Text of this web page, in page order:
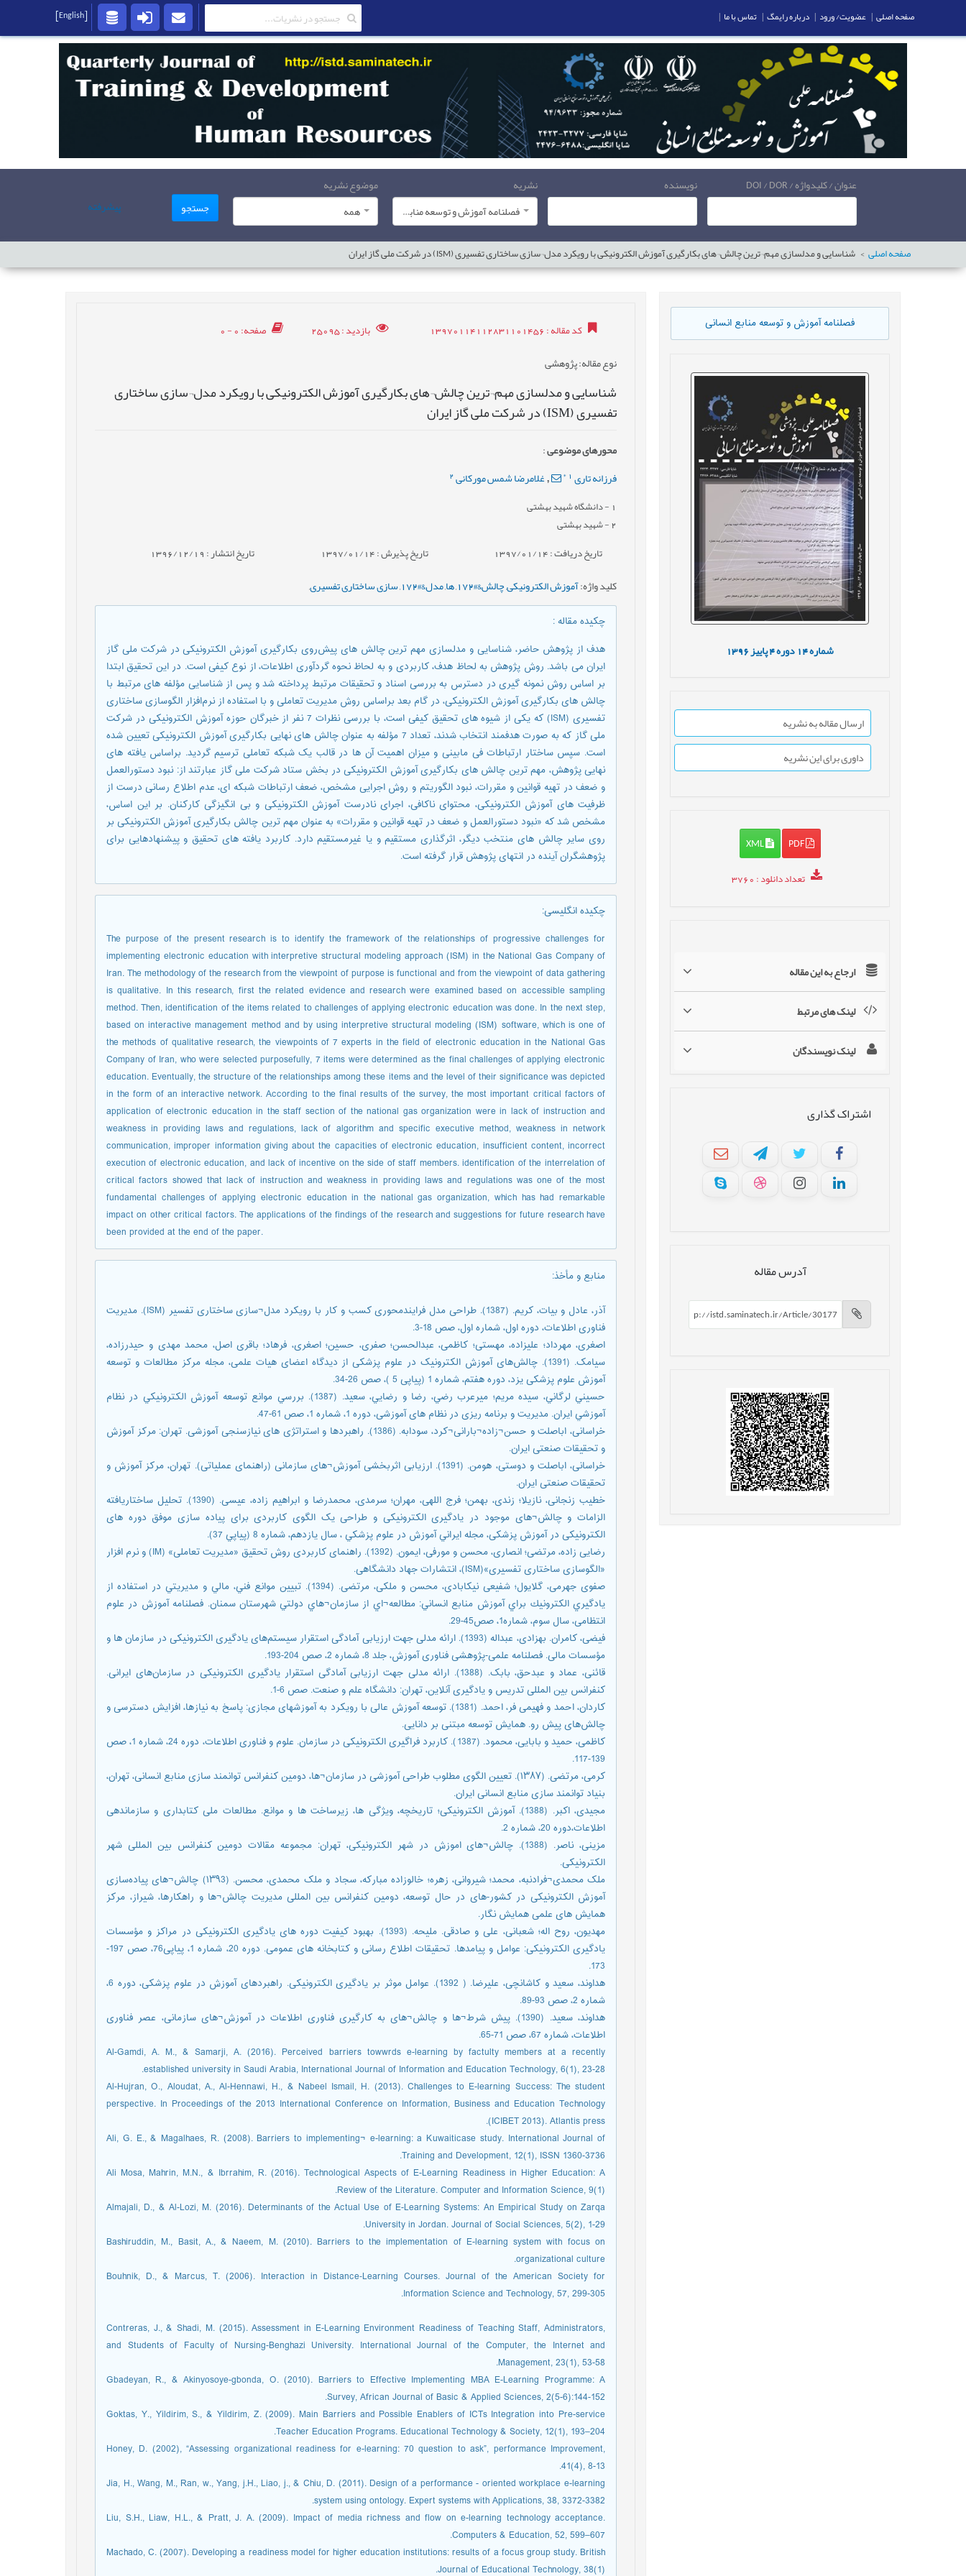
عنوان / کلیدواژه / DOI / DOR نویسنده
نشریه
فصلنامه آموزش و توسعه منابع انسانی
موضوع نشریه
همه
جستجو پیشرفته
صفحه اصلی شناسایی و مدلسازی مهم¬ترین چالش¬های بکارگیری آموزش الکترونیکی با رویکرد مدل¬سازی ساختاری تفسیری (ISM) در شرکت ملی گاز ایران
فصلنامه آموزش و توسعه منابع انسانی
شماره دوره پاییز1396
ارسال مقاله به نشریه
داوری برای این نشریه
PDF
XML
تعداد دانلود: 3760
ارجاع به این مقاله
لینک های مرتبط
لینک نویسندگان
اشتراک گذاری
آدرس مقاله
کد مقاله: 13970114112831101456 بازدید: 25095 صفحه: 0 - 0
نوع مقاله: پژوهشی
شناسایی و مدلسازی مهم¬ترین چالش¬های بکارگیری آموزش الکترونیکی با رویکرد مدل¬سازی ساختاری
تفسیری (ISM) در شرکت ملی گاز ایران
محورهای موضوعی:
فرزانه تاری 1
*
,غلامرضا شمس مورکانی2
1 - دانشگاه شهید بهشتی
2- شهید بهشتی
تاریخ دریافت : 1397/01/14 تاریخ پذیرش : 1397/01/14 تاریخ انتشار : 1396/12/19
کلید واژه:آموزش الکترونیکی,چالش&#172 ,ها,مدل&#172 ,سازی ساختاری تفسیری,
چکیده مقاله:
هدف از پژوهش حاضر، شناسایی و مدلسازی مهم ترین چالش های پیش‌روی بکارگیری آموزش الکترونیکی در شرکت ملی گاز
ایران می باشد. روش پژوهش به لحاظ هدف، کاربردی و به لحاظ نحوه گردآوری اطلاعات، از نوع کیفی است. در این تحقیق ابتدا
بر اساس روش نمونه گیری در دسترس به بررسی اسناد و تحقیقات مرتبط پرداخته شد و پس از شناسایی مؤلفه های مرتبط با
چالش های بکارگیری آموزش الکترونیکی، در گام بعد براساس روش مدیریت تعاملی و با استفاده از نرم‌افزار الگوسازی ساختاری
تفسیری (ISM) که یکی از شیوه های تحقیق کیفی است، با بررسی نظرات 7 نفر از خبرگان حوزه آموزش الکترونیکی در شرکت
ملی گاز که به صورت هدفمند انتخاب شدند، تعداد 7 مؤلفه به عنوان چالش های نهایی بکارگیری آموزش الکترونیکی تعیین شده
است. سپس ساختار ارتباطات فی مابینی و میزان اهمیت آن ها در قالب یک شبکه تعاملی ترسیم گردید. براساس یافته های
نهایی پژوهش، مهم ترین چالش های بکارگیری آموزش الکترونیکی در بخش ستاد شرکت ملی گاز عبارتند از: نبود دستورالعمل
و ضعف در تهیه قوانین و مقررات، نبود الگوریتم و روش اجرایی مشخص، ضعف ارتباطات شبکه ای، عدم اطلاع رسانی درست از
ظرفیت های آموزش الکترونیکی، محتوای ناکافی، اجرای نادرست آموزش الکترونیکی و بی انگیزگی کارکنان. بر این اساس،
مشخص شد که «نبود دستورالعمل و ضعف در تهیه قوانین و مقررات» به عنوان مهم ترین چالش بکارگیری آموزش الکترونیکی بر
روی سایر چالش های منتخب دیگر، اثرگذاری مستقیم و یا غیرمستقیم دارد. کاربرد یافته های تحقیق و پیشنهادهایی برای
پژوهشگران آینده در انتهای پژوهش قرار گرفته است.
چکیده انگلیسی:
The purpose of the present research is to identify the framework of the relationships of progressive challenges for
implementing electronic education with interpretive structural modeling approach (ISM) in the National Gas Company of
Iran. The methodology of the research from the viewpoint of purpose is functional and from the viewpoint of data gathering
is qualitative. In this research, first the related evidence and research were examined based on accessible sampling
method. Then, identification of the items related to challenges of applying electronic education was done. In the next step,
based on interactive management method and by using interpretive structural modeling (ISM) software, which is one of
the methods of qualitative research, the viewpoints of 7 experts in the field of electronic education in the National Gas
Company of Iran, who were selected purposefully, 7 items were determined as the final challenges of applying electronic
education. Eventually, the structure of the relationships among these items and the level of their significance was depicted
in the form of an interactive network. According to the final results of the survey, the most important critical factors of
application of electronic education in the staff section of the national gas organization were in lack of instruction and
weakness in providing laws and regulations, lack of algorithm and specific executive method, weakness in network
communication, improper information giving about the capacities of electronic education, insufficient content, incorrect
execution of electronic education, and lack of incentive on the side of staff members. identification of the interrelation of
critical factors showed that lack of instruction and weakness in providing laws and regulations was one of the most
fundamental challenges of applying electronic education in the national gas organization, which has had remarkable
impact on other critical factors. The applications of the findings of the research and suggestions for future research have
been provided at the end of the paper.
منابع و مأخذ:
آذر، عادل و بیات، کریم. (1387). طراحی مدل فرایندمحوری کسب و کار با رویکرد مدل¬سازی ساختاری تفسیر (ISM). مدیریت
فناوری اطلاعات، دوره اول، شماره اول، صص 18-3.
اصغری، مهرداد؛ علیزاده، مهستی؛ کاظمی، عبدالحسن؛ صفری، حسین؛ اصغری، فرهاد؛ باقری اصل، محمد مهدی و حیدرزاده،
سیامک. (1391). چالش‌های آموزش الکترونیک در علوم پزشکی از دیدگاه اعضای هیات علمی، مجله مرکز مطالعات و توسعه
آموزش علوم پزشکی یزد، دوره هفتم، شماره 1 (پیاپی 5 )، صص 26-34.
حسيني لرگاني، سيده مريم؛ ميرعرب رضي، رضا و رضايي، سعيد. (1387). بررسي موانع توسعه آموزش الکترونيکي در نظام
آموزشي ايران. مدیریت و برنامه ریزی در نظام های آموزشی، دوره 1، شماره 1، صص 61-47.
خراسانی، اباصلت و حسن¬زاده¬بارانی¬کرد، سودابه. (1386). راهبردها و استراتژی های نیازسنجی آموزشی. تهران: مرکز آموزش
و تحقیقات صنعتی ایران.
خراسانی، اباصلت و دوستی، هومن. (1391). ارزیابی اثربخشی آموزش¬های سازمانی (راهنمای عملیاتی). تهران، مرکز آموزش و
تحقیقات صنعتی ایران.
خطیب زنجانی، نازیلا؛ زندی، بهمن؛ فرج اللهی، مهران؛ سرمدی، محمدرضا و ابراهیم زاده، عیسی. (1390). تحلیل ساختاریافته
الزامات و چالش¬های موجود در یادگیری الکترونیکی و طراحی یک الگوی کاربردی برای پیاده سازی موفق دوره های
الکترونیکی در آموزش پزشکی، مجله ايراني آموزش در علوم پزشكي ، سال يازدهم، شماره 8 (پياپي 37).
رضایی زاده، مرتضی؛ انصاری، محسن و مورفی، ایمون. (1392). راهنمای کاربردی روش تحقیق «مدیریت تعاملی» (IM) و نرم افزار
«الگوسازی ساختاری تفسیری»(ISM)، انتشارات جهاد دانشگاهی.
صفوی جهرمی، گلایول؛ شفیعی نیکابادی، محسن و ملکی، مرتضی. (1394). تبيين موانع فني، مالي و مديريتي در استفاده از
يادگيري الكترونيك براي آموزش منابع انساني: مطالعه¬اي از سازمان¬هاي دولتي شهرستان سمنان. فصلنامه آموزش در علوم
انتظامی، سال سوم، شماره1، صص45-29.
فیضی، کامران. بهزادی، عبداله (1393). ارائه مدلی جهت ارزیابی آمادگی استقرار سیستم‌های یادگیری الکترونیکی در سازمان ها و
مؤسسات مالی. فصلنامه علمی-پژوهشی فناوری آموزش، جلد 8، شماره 2، صص 204-193.
قائنی، عماد و عبدحق، بابک. (1388). ارائه مدلی جهت ارزیابی آمادگی استقرار یادگیری الکترونیکی در سازمان‌های ایرانی.
کنفرانس بین المللی تدریس و یادگیری آنلاین، تهران: دانشگاه علم و صنعت. صص 6-1.
کاردان، احمد و فهیمی فر، احمد. (1381). توسعه آموزش عالی با رویکرد به آموزشهای مجازی: پاسخ به نیازها، افزایش دسترسی و
چالش‌های پیش رو. همایش توسعه مبتنی بر دانایی.
کاظمی، حمید و بابایی، محمود. (1387). کاربرد فراگیری الکترونیکی در سازمان. علوم و فناوری اطلاعات، دوره 24، شماره 1، صص
139-117.
کرمی، مرتضی. (۱۳۸۷). تعیین الگوی مطلوب طراحی آموزشی در سازمان¬ها، دومین کنفرانس توانمند سازی منابع انسانی، تهران،
بنیاد توانمند سازی منابع انسانی ایران.
مجیدی، اکبر. (1388). آموزش الکترونیکی؛ تاریخچه، ویژگی ها، زیرساخت ها و موانع. مطالعات ملی کتابداری و سازماندهی
اطلاعات،دوره 20، شماره 2.
مزینی، ناصر. (1388). چالش¬های اموزش در شهر الکترونیکی، تهران: مجموعه مقالات دومین کنفرانس بین المللی شهر
الکترونیکی.
ملک محمدی¬فرادنبه، محمد؛ شیروانی، زهره؛ خالوزاده مبارکه، سجاد و ملک محمدی، محسن. (۱۳۹3) چالش¬های پیاده‌سازی
آموزش الکترونیکی در کشور-های در حال توسعه، دومین کنفرانس بین المللی مدیریت چالش¬ها و راهکارها، شیراز، مرکز
همایش های علمی همایش نگار.
مهدیون، روح اله؛ شعبانی، علی و صادقی. ملیحه. (1393). بهبود کیفیت دوره های یادگیری الکترونیکی در مراکز و مؤسسات
یادگیری الکترونیکی: عوامل و پیامدها. تحقیقات اطلاع رسانی و کتابخانه های عمومی. دوره 20، شماره 1، پیاپی76، صص 197-
173.
هداوند، سعید و کاشانچی، علیرضا. ( 1392). عوامل موثر بر یادگیری الکترونیکی. راهبردهای آموزش در علوم پزشکی، دوره 6،
شماره 2، صص 93-89.
هداوند، سعید. (1390). پیش شرط¬ها و چالش¬های به کارگیری فناوری اطلاعات در آموزش¬های سازمانی، عصر فناوری
اطلاعات، شماره 67، صص 71-65.
Al-Gamdi, A. M., & Samarji, A. (2016). Perceived barriers towwrds e-learning by factulty members at a recently
established university in Saudi Arabia, International Journal of Information and Education Technology, 6(1), 23-28.
Al-Hujran, O., Aloudat, A., Al-Hennawi, H., & Nabeel Ismail, H. (2013). Challenges to E-learning Success: The student
perspective. In Proceedings of the 2013 International Conference on Information, Business and Education Technology
(ICIBET 2013). Atlantis press.
Ali, G. E., & Magalhaes, R. (2008). Barriers to implementing¬ e-learning: a Kuwaiticase study. International Journal of
Training and Development, 12(1), ISSN 1360-3736.
Ali Mosa, Mahrin, M.N., & Ibrrahim, R. (2016). Technological Aspects of E-Learning Readiness in Higher Education: A
Review of the Literature. Computer and Information Science, 9(1).
Almajali, D., & Al-Lozi, M. (2016). Determinants of the Actual Use of E-Learning Systems: An Empirical Study on Zarqa
University in Jordan. Journal of Social Sciences, 5(2), 1-29.
Bashiruddin, M., Basit, A., & Naeem, M. (2010). Barriers to the implementation of E-learning system with focus on
organizational culture.
Bouhnik, D., & Marcus, T. (2006). Interaction in Distance‐Learning Courses. Journal of the American Society for
Information Science and Technology, 57, 299-305.
Contreras, J., & Shadi, M. (2015). Assessment in E-Learning Environment Readiness of Teaching Staff, Administrators,
and Students of Faculty of Nursing-Benghazi University. International Journal of the Computer, the Internet and
Management, 23(1), 53-58.
Gbadeyan, R., & Akinyosoye-gbonda, O. (2010). Barriers to Effective Implementing MBA E-Learning Programme: A
Survey, African Journal of Basic & Applied Sciences, 2(5-6):144-152.
Goktas, Y., Yildirim, S., & Yildirim, Z. (2009). Main Barriers and Possible Enablers of ICTs Integration into Pre-service
Teacher Education Programs. Educational Technology & Society, 12(1), 193–204.
Honey, D. (2002), “Assessing organizational readiness for e-learning: 70 question to ask”, performance Improvement,
41(4), 8-13.
Jia, H., Wang, M., Ran, w., Yang, j.H., Liao, j., & Chiu, D. (2011). Design of a performance - oriented workplace e-learning
system using ontology. Expert systems with Applications, 38, 3372-3382.
Liu, S.H., Liaw, H.L., & Pratt, J. A. (2009). Impact of media richness and flow on e-learning technology acceptance.
Computers & Education, 52, 599–607.
Machado, C. (2007). Developing a readiness model for higher education institutions: results of a focus group study. British
Journal of Educational Technology, 38(1).
صفحه اصلی | عضویت/ ورود | درباره رایمگ | تماس با ما |
[English]